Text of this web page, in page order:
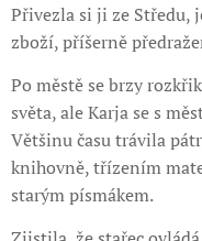
Přivezla si ji ze Středu,
zboží, příšerně
Po městě se brzy
světa, ale Karja se s
Většinu času trávila
knihovně, třízením
starým písmákem.